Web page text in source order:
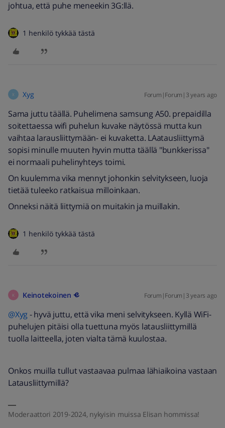
johtua, että puhe meneekin 3G:llä.
1 henkilö tykkää tästä
X Xyg Forum|Forum|3 years ago
Sama juttu täällä. Puhelimena samsung A50. prepaidilla
soitettaessa wifi puhelun kuvake näytössä mutta kun
vaihtaa larausliittymään- ei kuvaketta. LAatausliittymä
sopisi minulle muuten hyvin mutta täällä "bunkkerissa"
ei normaali puhelinyhteys toimi.
On kuulemma vika mennyt johonkin selvitykseen, luoja
tietää tuleeko ratkaisua milloinkaan.
Onneksi näitä liittymiä on muitakin ja muillakin.
1 henkilö tykkää tästä
K Keinotekoinen Forum|Forum|3 years ago
@Xyg- hyvä juttu, että vika meni selvitykseen. Kyllä WiFi-
puhelujen pitäisi olla tuettuna myös latausliittymillä
tuolla laitteella, joten vialta tämä kuulostaa.
Onkos muilla tullut vastaavaa pulmaa lähiaikoina vastaan
Latausliittymillä?
Moderaattori 2019-2024, nykyisin muissa Elisan hommissa!